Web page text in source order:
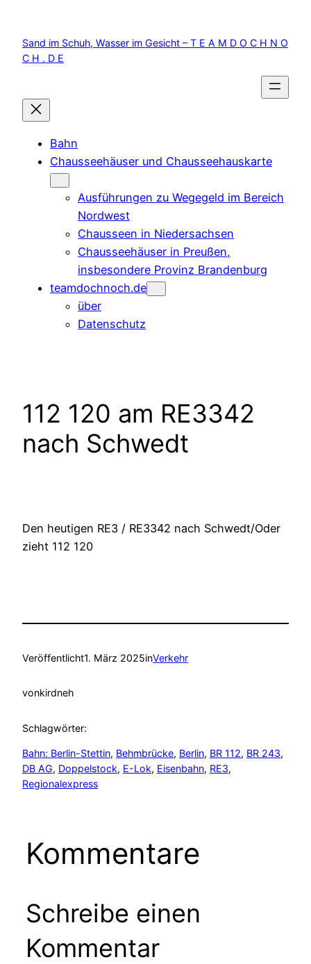
springen
Sand im Schuh, Wasser im Gesicht – T E A M D O C H N O
C H . D E
Bahn
Chausseehäuser und Chausseehauskarte
Ausführungen zu Wegegeld im Bereich
Nordwest
Chausseen in Niedersachsen
Chausseehäuser in Preußen,
insbesondere Provinz Brandenburg
teamdochnoch.de
über
Datenschutz
112 120 am RE3342
nach Schwedt
Den heutigen RE3 / RE3342 nach Schwedt/Oder
zieht 112 120
Veröffentlicht1. März 2025inVerkehr
vonkirdneh
Schlagwörter:
Bahn: Berlin-Stettin, Behmbrücke, Berlin, BR 112, BR 243
DB AG, Doppelstock, E-Lok, Eisenbahn, RE3
Regionalexpress
Kommentare
Schreibe einen
Kommentar